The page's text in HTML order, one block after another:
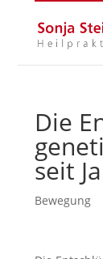
Die
seit
Bewegung